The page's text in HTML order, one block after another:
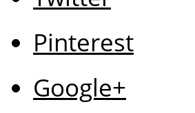
Pinterest
Google+